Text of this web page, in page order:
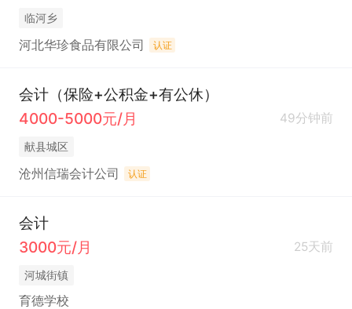
临河乡
河北华珍食品有限公司 认证
会计（保险+公积金+有公休）
4000-5000元/月
49分钟前
献县城区
沧州信瑞会计公司 认证
会计
3000元/月
25天前
河城街镇
育德学校